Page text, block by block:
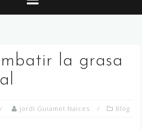
la grasa
Jordi Guiamet Naices Blog